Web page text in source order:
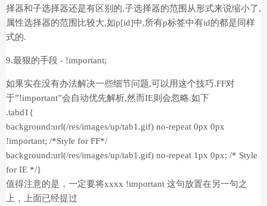
择器和子选择器还是有区别的,子选择器的范围从形式来说缩小了,
属性选择器的范围比较大,如p[id]中,所有p标签中有id的都是同样
式的.
9.最狠的手段 - !important;
如果实在没有办法解决一些细节问题,可以用这个技巧.FF对
于”!important”会自动优先解析,然而IE则会忽略.如下
.tabd1{
background:url(/res/images/up/tab1.gif) no-repeat 0px 0px
!important; /*Style for FF*/
background:url(/res/images/up/tab1.gif) no-repeat 1px 0px; /* Style
for IE */}
值得注意的是，一定要将xxxx !important 这句放置在另一句之
上，上面已经提过